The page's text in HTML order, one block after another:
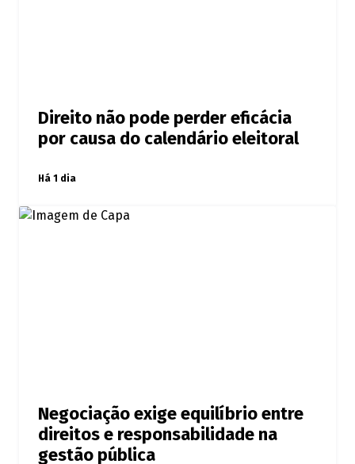
Direito não pode perder eficácia
por causa do calendário eleitoral
Há 1 dia
Negociação exige equilíbrio entre
direitos e responsabilidade na
gestão pública